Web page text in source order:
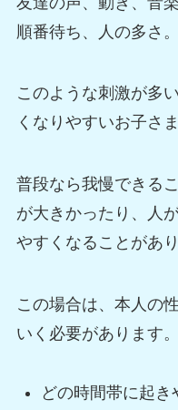
順番待ち、人の多さ。
このような刺激が多
くなりやすいお子さ
普段なら我慢できる
が大きかったり、人
やすくなることがあり
この場合は、本人の
いく必要があります。
どの時間帯に起き